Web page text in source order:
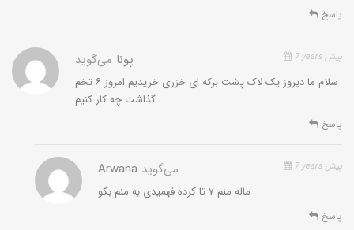
پاسخ
پونا می‌گوید 7 years پیش
سلام ما دیروز یک لاک پشت برکه ای خزری خریدیم امروز ۶ تخم
گذاشت چه کار کنیم
پاسخ
Arwana می‌گوید 7 years پیش
ماله منم ۷ تا کرده فهمیدی به منم بگو
پاسخ